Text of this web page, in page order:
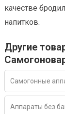
качестве
напитков.
Другие
Самогонные
Аппараты без